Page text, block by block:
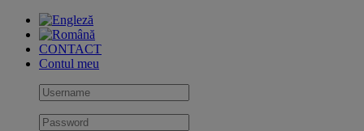
Skip
contentCONTACT
Contul meu